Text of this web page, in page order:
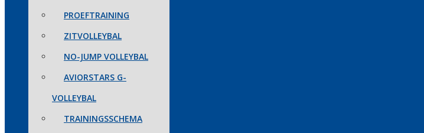
PROEFTRAINING
ZITVOLLEYBAL
NO-JUMP VOLLEYBAL
AVIORSTARS G-
VOLLEYBAL
TRAININGSSCHEMA